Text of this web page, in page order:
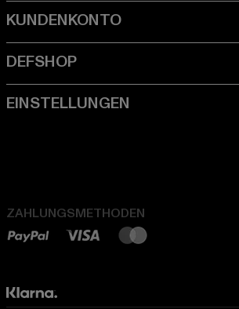
ZAHLUNGSMETHODEN